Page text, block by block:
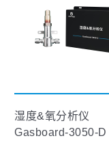
湿度&氧分析仪
Gasboard-3050-D